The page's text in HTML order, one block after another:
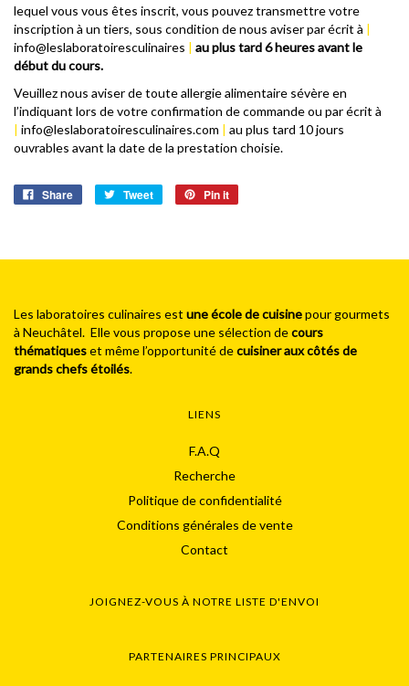
lequel vous vous êtes inscrit, vous pouvez transmettre votre
inscription à un tiers, sous condition de nous aviser par écrit à |
info@leslaboratoiresculinaires | au plus tard 6 heures avant le
début du cours.
Veuillez nous aviser de toute allergie alimentaire sévère en
l’indiquant lors de votre confirmation de commande ou par écrit à
| info@leslaboratoiresculinaires.com | au plus tard 10 jours
ouvrables avant la date de la prestation choisie.
Share Tweet Pin it
Les laboratoires culinaires est une école de cuisinepour gourmets
à Neuchâtel. Elle vous propose une sélection decours
thématiqueset même l’opportunité decuisiner aux côtés de
grands chefs étoilés.
LIENS
F.A.Q
Recherche
Politique de confidentialité
Conditions générales de vente
Contact
JOIGNEZ-VOUS À NOTRE LISTE D'ENVOI
PARTENAIRES PRINCIPAUX